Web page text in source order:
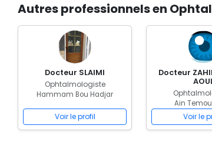
Autres professionnels en
Docteur SLAIMI
Ophtalmologiste
Hammam Bou Hadjar
Voir le profil
Docteur
Ain
Voir le